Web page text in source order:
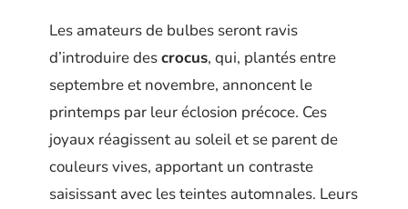
Les amateurs de bulbes seront ravis
d’introduire descrocus, qui, plantés entre
septembre et novembre, annoncent le
printemps par leur éclosion précoce. Ces
joyaux réagissent au soleil et se parent de
couleurs vives, apportant un contraste
saisissant avec les teintes automnales. Leurs